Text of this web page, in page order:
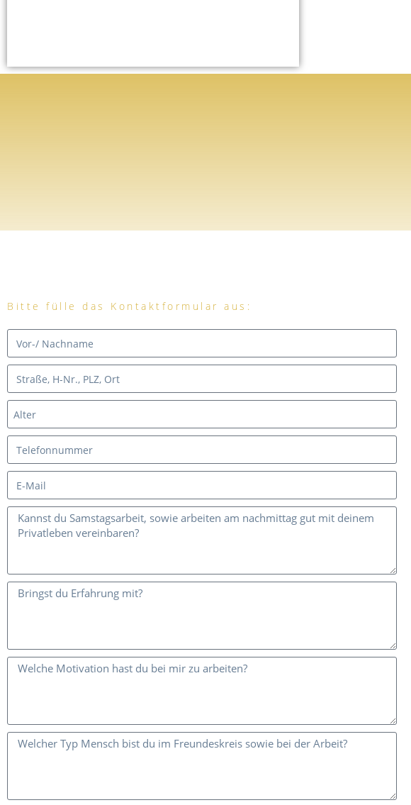
Bitte fülle das Kontaktformular aus: